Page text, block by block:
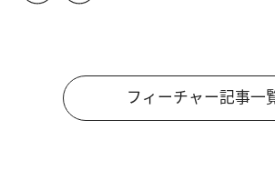
フィーチャー記事一